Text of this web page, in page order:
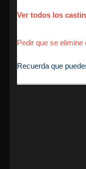
Ver todos los
Pedir que se
Recuerda que